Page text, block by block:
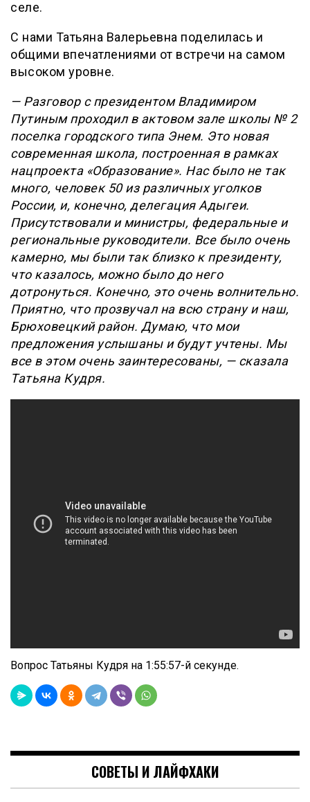
селе.
С нами Татьяна Валерьевна поделилась и
общими впечатлениями от встречи на самом
высоком уровне.
— Разговор с президентом Владимиром
Путиным проходил в актовом зале школы № 2
поселка городского типа Энем. Это новая
современная школа, построенная в рамках
нацпроекта «Образование». Нас было не так
много, человек 50 из различных уголков
России, и, конечно, делегация Адыгеи.
Присутствовали и министры, федеральные и
региональные руководители. Все было очень
камерно, мы были так близко к президенту,
что казалось, можно было до него
дотронуться. Конечно, это очень волнительно.
Приятно, что прозвучал на всю страну и наш,
Брюховецкий район. Думаю, что мои
предложения услышаны и будут учтены. Мы
все в этом очень заинтересованы, — сказала
Татьяна Кудря.
Вопрос Татьяны Кудря на 1:55:57-й секунде.
СОВЕТЫ И ЛАЙФХАКИ